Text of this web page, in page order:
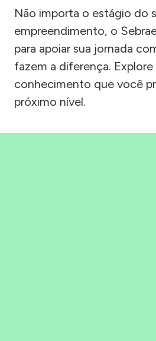
Não importa o estágio do
empreendimento, o
para apoiar sua jornada
fazem a diferença.
conhecimento que você
próximo nível.